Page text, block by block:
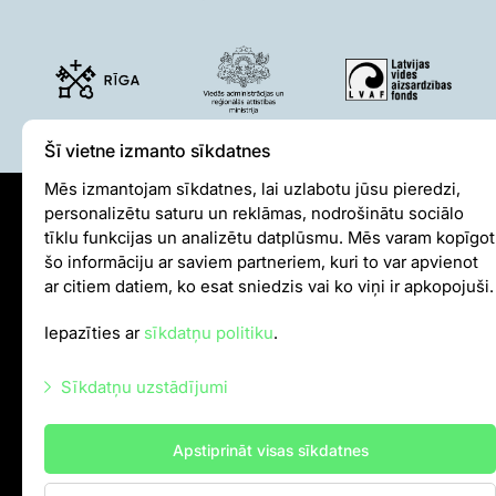
Sīkdatņu politika
Iekšējās kārtības noteikumi
Autortiesības
+37128001109,P–Pk 10.00–18.00
Meža prospekts 1, Rīga, LV-1014
Šī vietne izmanto sīkdatnes
Mēs izmantojam sīkdatnes, lai uzlabotu jūsu pieredzi,
personalizētu saturu un reklāmas, nodrošinātu sociālo
tīklu funkcijas un analizētu datplūsmu. Mēs varam kopīgot
šo informāciju ar saviem partneriem, kuri to var apvienot
ar citiem datiem, ko esat sniedzis vai ko viņi ir apkopojuši.
Iepazīties arsīkdatņu politiku.
Sīkdatņu uzstādījumi
Mārketinga sīkdatnes
Apstiprināt visas sīkdatnes